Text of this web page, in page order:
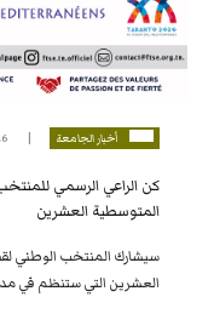
أخبار الجامعة
كن الراعي الرسمي
المتوسطية العشرين
سيشارك المنتخب الوطني
العشرين التي ستنظم في